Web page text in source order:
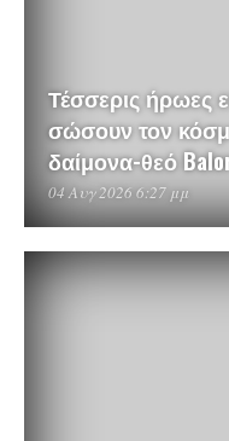
Τέσσερις ήρωες
σώσουν τον
δαίμονα-θεό
04 Αυγ 2026 6:27 μμ